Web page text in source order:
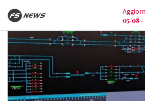
05/08 -